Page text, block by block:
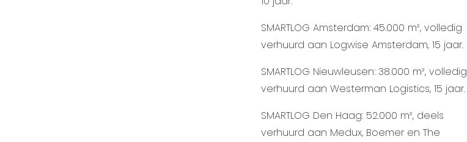
SMARTLOG Amsterdam: 45.000 m², volledig
verhuurd aan Logwise Amsterdam, 15 jaar.
SMARTLOG Nieuwleusen: 38.000 m², volledig
verhuurd aan Westerman Logistics, 15 jaar.
SMARTLOG Den Haag: 52.000 m², deels
verhuurd aan Medux, Boemer en The